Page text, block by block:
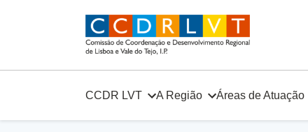
CCDR LVT A Região Áreas de Atuação